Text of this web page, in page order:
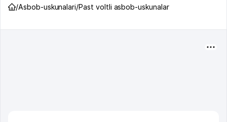
/Asbob-uskunalari/Past voltli asbob-uskunalar